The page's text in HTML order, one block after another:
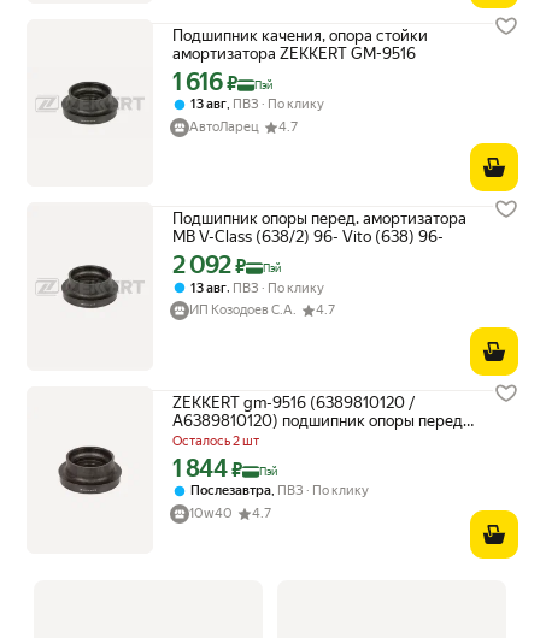
Подшипник качения, опора стойки
амортизатора ZEKKERT GM-9516
Цена с картой Яндекс Пэй 1616 ₽ вместо
1 616₽ Пэй
13 авг ПВЗ
По клику
АвтоЛарец
4.7
Подшипник опоры перед. амортизатора
MB V-Class (638/2) 96- Vito (638) 96-
Цена с картой Яндекс Пэй 2092 ₽ вместо
2 092₽ Пэй
13 авг, ПВЗ
По клику
ИП Козодоев С.А.
4.7
ZEKKERT gm-9516 (6389810120 /
A6389810120) подшипник опоры перед.
амортизатора mb v-class (638 / 2) 96-
Vito (Вито)
Осталось 2 шт
Цена с картой Яндекс Пэй 1844 ₽ вместо
1 844₽ Пэй
Послезавтра, ПВЗ
По клику
10w40
4.7